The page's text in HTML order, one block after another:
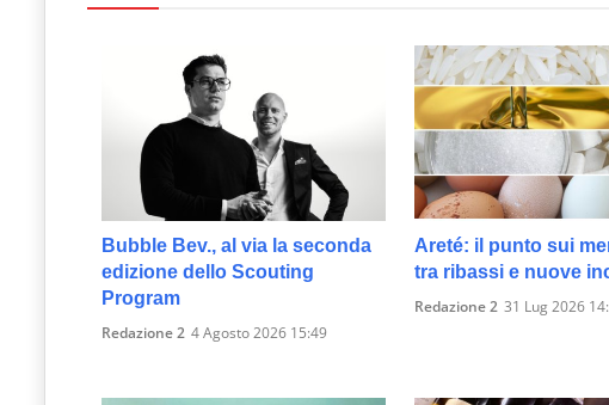
Bubble Bev., al via la seconda
edizione dello Scouting
Program
Redazione 2 4 Agosto 2026 15:49
Areté: il punto sui
tra ribassi e nuove
Redazione 2 31 Lug 2026